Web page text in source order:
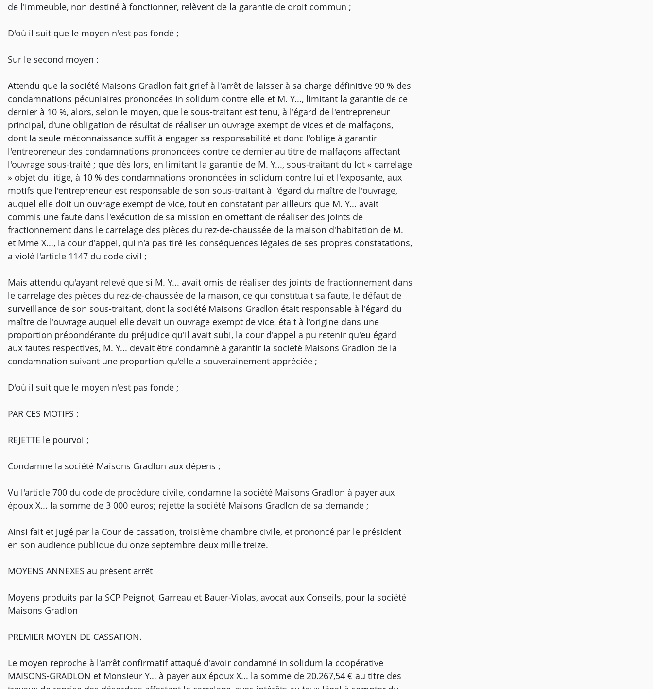
de l'immeuble, non destiné à fonctionner, relèvent de la garantie de droit commun ;
D'où il suit que le moyen n'est pas fondé ;
Sur le second moyen :
Attendu que la société Maisons Gradlon fait grief à l'arrêt de laisser à sa charge définitive 90 % des
condamnations pécuniaires prononcées in solidum contre elle et M. Y..., limitant la garantie de ce
dernier à 10 %, alors, selon le moyen, que le sous-traitant est tenu, à l'égard de l'entrepreneur
principal, d'une obligation de résultat de réaliser un ouvrage exempt de vices et de malfaçons,
dont la seule méconnaissance suffit à engager sa responsabilité et donc l'oblige à garantir
l'entrepreneur des condamnations prononcées contre ce dernier au titre de malfaçons affectant
l'ouvrage sous-traité ; que dès lors, en limitant la garantie de M. Y..., sous-traitant du lot « carrelage
» objet du litige, à 10 % des condamnations prononcées in solidum contre lui et l'exposante, aux
motifs que l'entrepreneur est responsable de son sous-traitant à l'égard du maître de l'ouvrage,
auquel elle doit un ouvrage exempt de vice, tout en constatant par ailleurs que M. Y... avait
commis une faute dans l'exécution de sa mission en omettant de réaliser des joints de
fractionnement dans le carrelage des pièces du rez-de-chaussée de la maison d'habitation de M.
et Mme X..., la cour d'appel, qui n'a pas tiré les conséquences légales de ses propres constatations,
a violé l'article 1147 du code civil ;
Mais attendu qu'ayant relevé que si M. Y... avait omis de réaliser des joints de fractionnement dans
le carrelage des pièces du rez-de-chaussée de la maison, ce qui constituait sa faute, le défaut de
surveillance de son sous-traitant, dont la société Maisons Gradlon était responsable à l'égard du
maître de l'ouvrage auquel elle devait un ouvrage exempt de vice, était à l'origine dans une
proportion prépondérante du préjudice qu'il avait subi, la cour d'appel a pu retenir qu'eu égard
aux fautes respectives, M. Y... devait être condamné à garantir la société Maisons Gradlon de la
condamnation suivant une proportion qu'elle a souverainement appréciée ;
D'où il suit que le moyen n'est pas fondé ;
PAR CES MOTIFS :
REJETTE le pourvoi ;
Condamne la société Maisons Gradlon aux dépens ;
Vu l'article 700 du code de procédure civile, condamne la société Maisons Gradlon à payer aux
époux X... la somme de 3 000 euros; rejette la société Maisons Gradlon de sa demande ;
Ainsi fait et jugé par la Cour de cassation, troisième chambre civile, et prononcé par le président
en son audience publique du onze septembre deux mille treize.
MOYENS ANNEXES au présent arrêt
Moyens produits par la SCP Peignot, Garreau et Bauer-Violas, avocat aux Conseils, pour la société
Maisons Gradlon
PREMIER MOYEN DE CASSATION.
Le moyen reproche à l'arrêt confirmatif attaqué d'avoir condamné in solidum la coopérative
MAISONS-GRADLON et Monsieur Y... à payer aux époux X... la somme de 20.267,54 € au titre des